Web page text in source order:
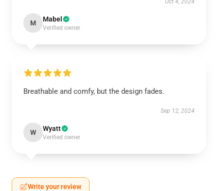
Oct 4, 2024
M Mabel
Verified owner
Breathable and comfy, but the design fades.
Sep 12, 2024
W Wyatt
Verified owner
Write your review